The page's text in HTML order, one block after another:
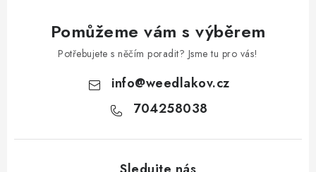
Pomůžeme vám s výběrem
Potřebujete s něčím poradit? Jsme tu pro vás!
info@weedlakov.cz
704258038